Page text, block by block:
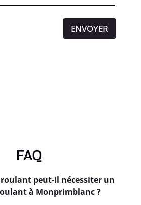
ENVOYER
FAQ
peut-il nécessiter un
à Monprimblanc ?